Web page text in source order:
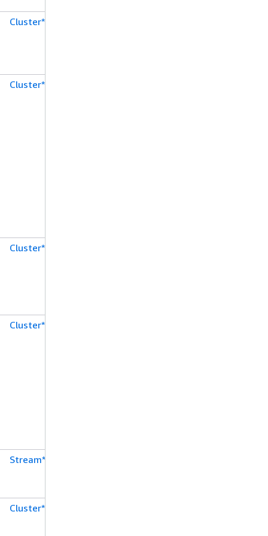
Cluster*
Cluster*
Cluster*
Cluster*
Stream*
Cluster*